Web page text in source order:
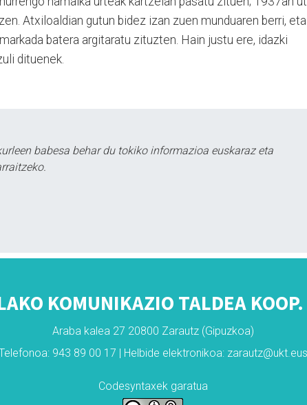
Atxiloaldian gutun bidez izan zuen munduaren berri, eta
batera argitaratu zituzten. Hain justu ere, idazki
dituenek.
babesa behar du tokiko informazioa euskaraz eta
KOMUNIKAZIO TALDEA
Araba kalea 27 20800 Zarautz (Gipuzkoa)
943 89 00 17 | Helbide elektronikoa: zarautz@ukt.eus
Codesyntaxek garatua